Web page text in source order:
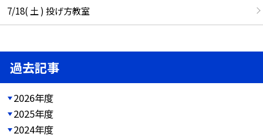
7/18( 土 ) 投げ方教室
過去記事
2026年度
2025年度
2024年度